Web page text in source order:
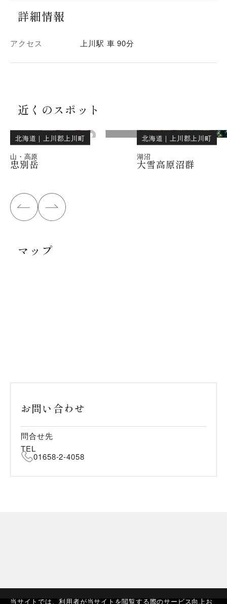
当サイトでは、利用者が当サイトを閲覧する際のサービス向上お
詳細情報
アクセス 上川駅 車 90分
近くのスポット
北海道 ｜
上川郡上川町
山・高原
忠別岳
北海道 ｜
上川郡上川町
湖沼
大雪高原沼群
マップ
お問い合わせ
問合せ先
TEL
01658-2-4058